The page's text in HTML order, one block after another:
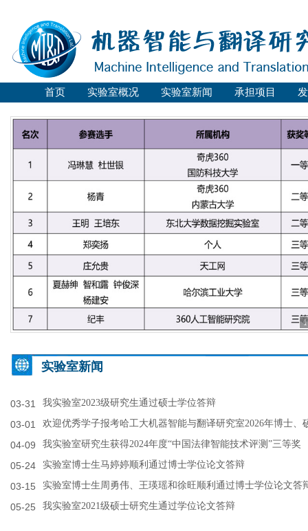
首页 实验室概况 实验室新闻 承担项目
1
实验室新闻
03-31 我实验室2023级研究生通过硕士学位答辩
03-01 欢迎优秀学子报考哈工大机器智能与翻译研究室2026年博士、
04-09 我实验室研究生获得2024年度“中国法律智能技术评测”三等奖
05-24 实验室博士生马婷婷顺利通过博士学位论文答辩
03-15 实验室博士生周勇伟、王瑛瑶和徐旺顺利通过博士学位论文答
05-25 我实验室2021级硕士研究生通过学位论文答辩